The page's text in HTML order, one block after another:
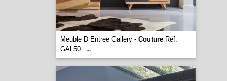
Meuble D Entree Gallery - CoutureRéf.
GAL50
...